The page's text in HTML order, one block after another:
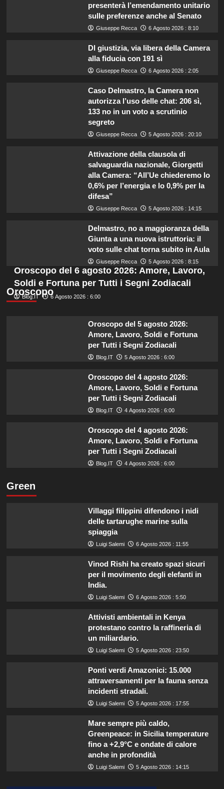
presenterà l’emendamento unitario
sulle preferenze anche al Senato
Giuseppe Recca 6 Agosto 2026 : 8:10
Dl giustizia, via libera della Camera
alla fiducia con 191 sì
Giuseppe Recca 6 Agosto 2026 : 2:05
Caso Delmastro, la Camera non
autorizza l’uso delle chat: 206 sì,
133 no in un voto a scrutinio
segreto
Giuseppe Recca 5 Agosto 2026 : 20:10
Attivazione della clausola di
salvaguardia nazionale, Giorgetti
alla Camera: “All’Ue chiederemo lo
0,6% per l’energia e lo 0,9% per la
difesa”
Giuseppe Recca 5 Agosto 2026 : 14:15
Delmastro, no a maggioranza della
Giunta a una nuova istruttoria: il
voto sulle chat torna subito in Aula
Giuseppe Recca 5 Agosto 2026 : 8:15
Oroscopo
Oroscopo del 6 agosto 2026: Amore, Lavoro,
Soldi e Fortuna per Tutti i Segni Zodiacali
Blog.IT 6 Agosto 2026 : 6:00
Oroscopo del 5 agosto 2026:
Amore, Lavoro, Soldi e Fortuna
per Tutti i Segni Zodiacali
Blog.IT 5 Agosto 2026 : 6:00
Oroscopo del 4 agosto 2026:
Amore, Lavoro, Soldi e Fortuna
per Tutti i Segni Zodiacali
Blog.IT 4 Agosto 2026 : 6:00
Oroscopo del 4 agosto 2026:
Amore, Lavoro, Soldi e Fortuna
per Tutti i Segni Zodiacali
Blog.IT 4 Agosto 2026 : 6:00
Green
Villaggi filippini difendono i nidi
delle tartarughe marine sulla
spiaggia
Luigi Salemi 6 Agosto 2026 : 11:55
Vinod Rishi ha creato spazi sicuri
per il movimento degli elefanti in
India.
Luigi Salemi 6 Agosto 2026 : 5:50
Attivisti ambientali in Kenya
protestano contro la raffineria di
un miliardario.
Luigi Salemi 5 Agosto 2026 : 23:50
Ponti verdi Amazonici: 15.000
attraversamenti per la fauna senza
incidenti stradali.
Luigi Salemi 5 Agosto 2026 : 17:55
Mare sempre più caldo,
Greenpeace: in Sicilia temperature
fino a +2,9°C e ondate di calore
anche in profondità
Luigi Salemi 5 Agosto 2026 : 14:15